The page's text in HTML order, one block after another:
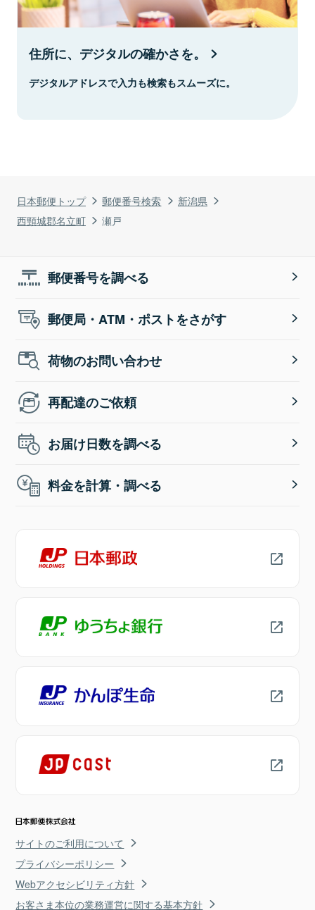
日本郵便トップ 郵便番号検索
新潟県
西頸城郡名立町
瀬戸
住所に、デジタルの確かさを。
デジタルアドレスで入力も検索もスムーズに。
郵便番号を調べる
郵便局・ATM・ポストをさがす
荷物のお問い合わせ
再配達のご依頼
お届け日数を調べる
料金を計算・調べる
サイトのご利用について
プライバシーポリシー
Webアクセシビリティ方針
お客さま本位の業務運営に関する基本方針